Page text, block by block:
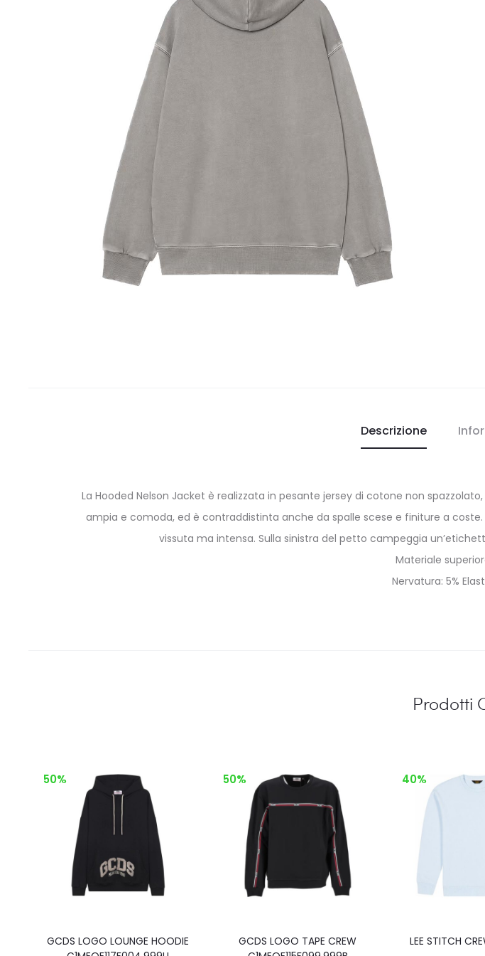
Descrizione
La Hooded Nelson Jacket è realizzata in pesante jersey di cotone non
ampia e comoda, ed è contraddistinta anche da spalle scese e finiture a
vissuta ma intensa. Sulla sinistra del petto campeggia
Materiale
Nervatura: 5%
Prodotti
50%
GCDS LOGO LOUNGE HOODIE
50%
GCDS LOGO TAPE CREW
40%
LEE STITCH